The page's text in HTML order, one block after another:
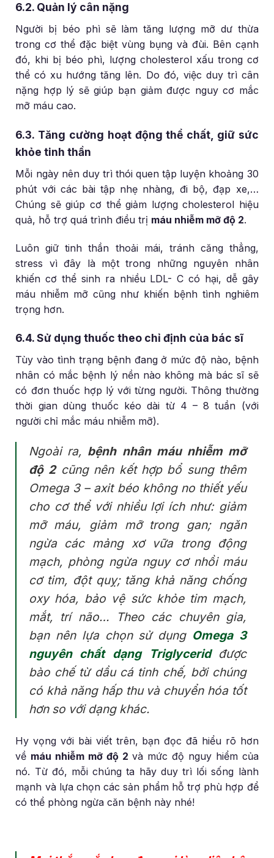
6.2. Quản lý cân nặng
Người bị béo phì sẽ làm tăng lượng mỡ dư thừa
trong cơ thể đặc biệt vùng bụng và đùi. Bên cạnh
đó, khi bị béo phì, lượng cholesterol xấu trong cơ
thể có xu hướng tăng lên. Do đó, việc duy trì cân
nặng hợp lý sẽ giúp bạn giảm được nguy cơ mắc
mỡ máu cao.
6.3. Tăng cường hoạt động thể chất, giữ sức
khỏe tinh thần
Mỗi ngày nên duy trì thói quen tập luyện khoảng 30
phút với các bài tập nhẹ nhàng, đi bộ, đạp xe,…
Chúng sẽ giúp cơ thể giảm lượng cholesterol hiệu
quả, hỗ trợ quá trình điều trị máu nhiễm mỡ độ 2.
Luôn giữ tinh thần thoải mái, tránh căng thẳng,
stress vì đây là một trong những nguyên nhân
khiến cơ thể sinh ra nhiều LDL- C có hại, dễ gây
máu nhiễm mỡ cũng như khiến bệnh tình nghiêm
trọng hơn.
6.4. Sử dụng thuốc theo chỉ định của bác sĩ
Tùy vào tình trạng bệnh đang ở mức độ nào, bệnh
nhân có mắc bệnh lý nền nào không mà bác sĩ sẽ
có đơn thuốc hợp lý với từng người. Thông thường
thời gian dùng thuốc kéo dài từ 4 – 8 tuần (với
người chỉ mắc máu nhiễm mỡ).
Ngoài ra, bệnh nhân máu nhiễm mỡ
độ 2cũng nên kết hợp bổ sung thêm
Omega 3 – axit béo không no thiết yếu
cho cơ thể với nhiều lợi ích như: giảm
mỡ máu, giảm mỡ trong gan; ngăn
ngừa các mảng xơ vữa trong động
mạch, phòng ngừa nguy cơ nhồi máu
cơ tim, đột quỵ; tăng khả năng chống
oxy hóa, bảo vệ sức khỏe tim mạch,
mắt, trí não… Theo các chuyên gia,
bạn nên lựa chọn sử dụng Omega 3
nguyên chất dạng Triglyceridđược
bào chế từ dầu cá tinh chế, bởi chúng
có khả năng hấp thu và chuyển hóa tốt
hơn so với dạng khác.
Hy vọng với bài viết trên, bạn đọc đã hiểu rõ hơn
về máu nhiễm mỡ độ 2 và mức độ nguy hiểm của
nó. Từ đó, mỗi chúng ta hãy duy trì lối sống lành
mạnh và lựa chọn các sản phẩm hỗ trợ phù hợp để
có thể phòng ngừa căn bệnh này nhé!